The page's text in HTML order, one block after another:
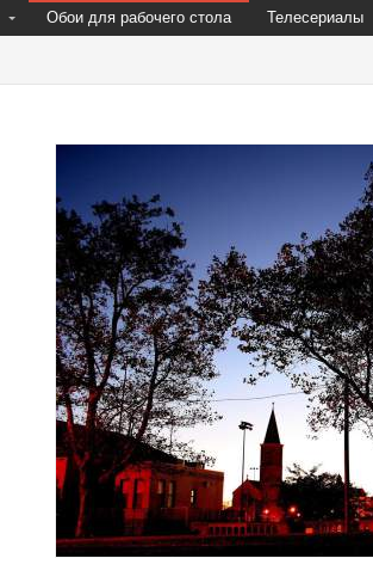
Обои для рабочего стола Телесериалы